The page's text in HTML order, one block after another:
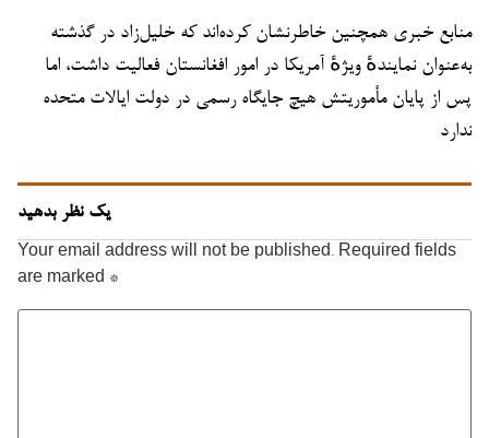
منابع خبری همچنین خاطرنشان کرده‌اند که خلیل‌زاد در گذشته
به‌عنوان نمایندهٔ ویژهٔ آمریکا در امور افغانستان فعالیت داشت، اما
پس از پایان مأموریتش هیچ جایگاه رسمی در دولت ایالات متحده
ندارد
یک نظر بدهید
Your email address will not be published. Required fields
are marked *